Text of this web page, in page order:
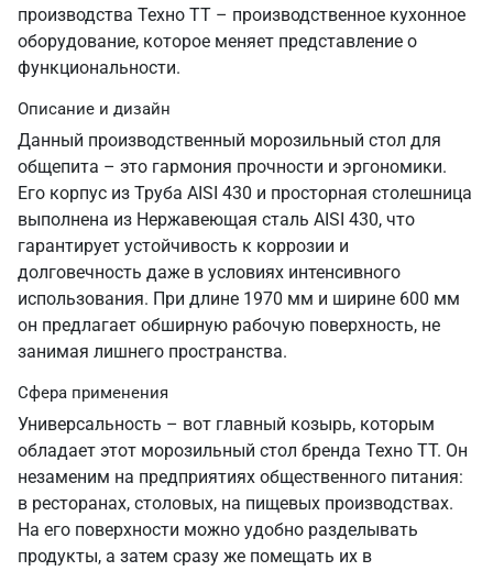
производства Техно ТТ – производственное кухонное
оборудование, которое меняет представление о
функциональности.
Описание и дизайн
Данный производственный морозильный стол для
общепита – это гармония прочности и эргономики.
Его корпус из Труба AISI 430 и просторная столешница
выполнена из Нержавеющая сталь AISI 430, что
гарантирует устойчивость к коррозии и
долговечность даже в условиях интенсивного
использования. При длине 1970 мм и ширине 600 мм
он предлагает обширную рабочую поверхность, не
занимая лишнего пространства.
Сфера применения
Универсальность – вот главный козырь, которым
обладает этот морозильный стол бренда Техно ТТ. Он
незаменим на предприятиях общественного питания:
в ресторанах, столовых, на пищевых производствах.
На его поверхности можно удобно разделывать
продукты, а затем сразу же помещать их в